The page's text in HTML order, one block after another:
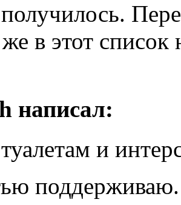
в этот
написал:
и
поддерживаю.